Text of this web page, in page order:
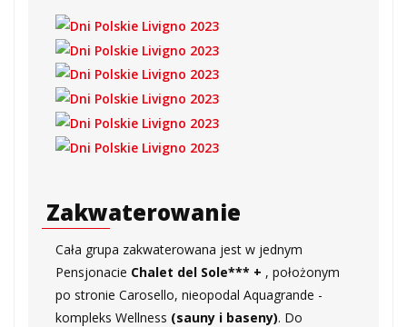
Zakwaterowanie
Cała grupa zakwaterowana jest w jednym
Pensjonacie Chalet del Sole*** + , położonym
po stronie Carosello, nieopodal Aquagrande -
kompleks Wellness (sauny i baseny). Do